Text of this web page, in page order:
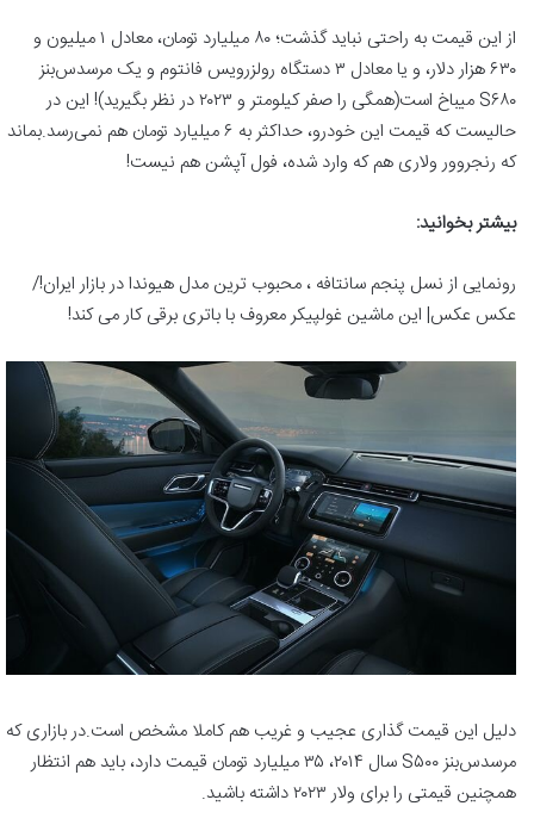
از این قیمت به راحتی نباید گذشت؛ ۸۰ میلیارد تومان، معادل ۱ میلیون و
۶۳۰ هزار دلار، و یا معادل ۳ دستگاه رولزرویس فانتوم و یک مرسدس‌بنز
S۶۸۰ میباخ است(همگی را صفر کیلومتر و ۲۰۲۳ در نظر بگیرید)! این در
حالیست که قیمت این خودرو، حداکثر به ۶ میلیارد تومان هم نمی‌رسد.بماند
که رنجروور ولاری هم که وارد شده، فول آپشن هم نیست!
بیشتر بخوانید:
رونمایی از نسل پنجم سانتافه ، محبوب ترین مدل هیوندا در بازار ایران!/
عکس عکس| این ماشین غولپیکر معروف با باتری برقی کار می کند!
دلیل این قیمت گذاری عجیب و غریب هم کاملا مشخص است.در بازاری که
مرسدس‌بنز S۵۰۰ سال ۲۰۱۴، ۳۵ میلیارد تومان قیمت دارد، باید هم انتظار
همچنین قیمتی را برای ولار ۲۰۲۳ داشته باشید.